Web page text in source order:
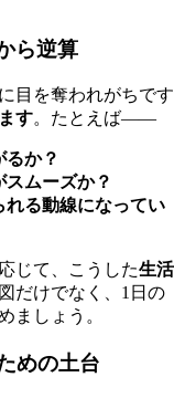
ら逆算
目を奪われがちです
す。たとえば——
か？
ムーズか？
れる動線になってい
じて、こうした生活
だけでなく、1日の
ましょう。
めの土台